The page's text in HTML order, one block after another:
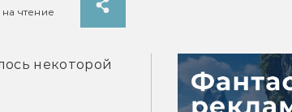
на чтение
некоторой